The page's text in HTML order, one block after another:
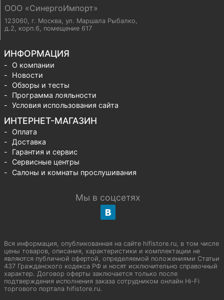
ООО «СинергоИмпорт»
123060, г. Москва, ул. Маршала Рыбалко,
д.2, корп.6, помещение 617
ИНФОРМАЦИЯ
О компании
Новости
Обзоры и тесты
Программа лояльности
Условия использования сайта
ИНТЕРНЕТ-МАГАЗИН
Оплата
Доставка
Гарантия и сервис
Сервисные центры
Салоны и комнаты прослушивания
Мы в соцсетях
Вся информация, опубликованная на сайте hifistore.ru, в том числе
цены товаров, описания, характеристики и комплектации не
являются публичной офертой, определяемой положениями Статьи
437 Гражданского кодекса РФ и носят исключительно справочный
характер. Договор оферты заключается только после
подтверждения исполнения заказа сотрудником онлайн Hi-Fi
торгового портала hifistore.ru.